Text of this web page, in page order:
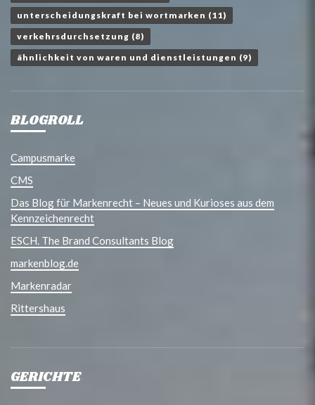
unterscheidungskraft bei wortmarken (11)
verkehrsdurchsetzung (8)
ähnlichkeit von waren und dienstleistungen (9)
BLOGROLL
Campusmarke
CMS
Das Blog für Markenrecht – Neues und Kurioses aus dem
Kennzeichenrecht
ESCH. The Brand Consultants Blog
markenblog.de
Markenradar
Rittershaus
GERICHTE